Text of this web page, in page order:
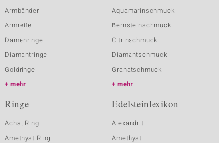
Armbänder
Armreife
Damenringe
Diamantringe
Goldringe
mehr
Aquamarinschmuck
Bernsteinschmuck
Citrinschmuck
Diamantschmuck
Granatschmuck
mehr
Ringe
Achat Ring
Amethyst Ring
Edelsteinlexikon
Alexandrit
Amethyst